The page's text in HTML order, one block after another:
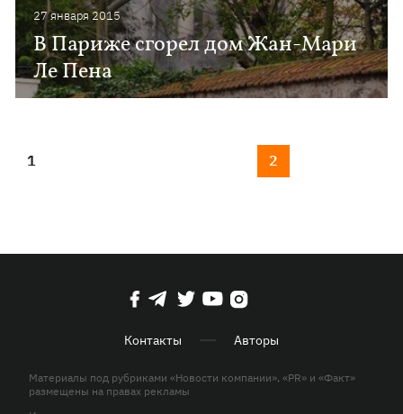
27 января 2015
В Париже сгорел дом Жан-Мари
Ле Пена
1 2
Контакты Авторы
Материалы под рубриками «Новости компании», «PR» и «Факт»
размещены на правах рекламы